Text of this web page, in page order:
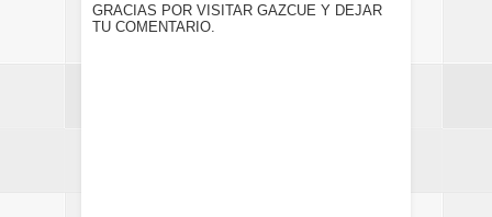
GRACIAS POR VISITAR GAZCUE Y DEJAR
TU COMENTARIO.